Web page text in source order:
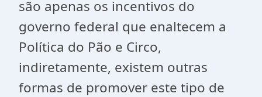
são apenas os incentivos do
governo federal que enaltecem a
Política do Pão e Circo,
indiretamente, existem outras
formas de promover este tipo de